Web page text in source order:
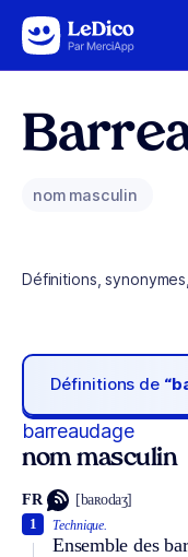
Aller au contenu
nom masculin
Définitions,
Définitions de
barreaudage
nom masculin
FR [baʀodaʒ]
Technique.
Ensemble des
1